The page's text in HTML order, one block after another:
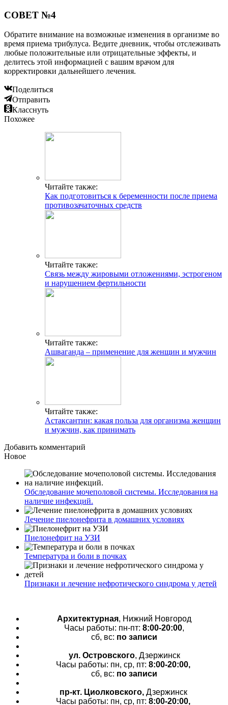
СОВЕТ №4
Обратите внимание на возможные изменения в организме во
время приема трибулуса. Ведите дневник, чтобы отслеживать
любые положительные или отрицательные эффекты, и
делитесь этой информацией с вашим врачом для
корректировки дальнейшего лечения.
Поделиться
Отправить
Класснуть
Похожее
Читайте также:
Как подготовиться к беременности после приема
противозачаточных средств
Читайте также:
Связь между жировыми отложениями, эстрогеном
и нарушением фертильности
Читайте также:
Ашваганда – применение для женщин и мужчин
Читайте также:
Астаксантин: какая польза для организма женщин
и мужчин, как принимать
Добавить комментарий
Новое
Обследование мочеполовой системы. Исследования на
наличие инфекций.
Лечение пиелонефрита в домашних условиях
Пиелонефрит на УЗИ
Температура и боли в почках
Признаки и лечение нефротического синдрома у детей
Архитектурная, Нижний Новгород
Часы работы: пн-пт: 8:00-20:00,
сб, вс: по записи
ул. Островского, Дзержинск
Часы работы: пн, ср, пт: 8:00-20:00,
сб, вс: по записи
пр-кт. Циолковского, Дзержинск
Часы работы: пн, ср, пт: 8:00-20:00,